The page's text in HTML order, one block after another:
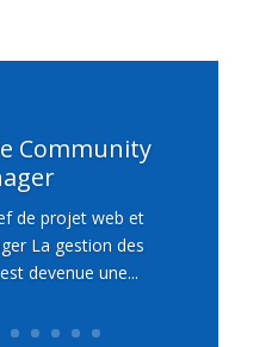
Community
de projet web et
La gestion des
devenue une...